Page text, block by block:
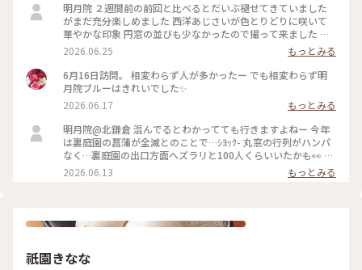
明月院 ２週間前の前回と比べるとだいぶ褪せてきていました
がまだ充分楽しめました 西洋あじさいが色とりどりに咲いて
華やかな印象 円窓の並びも少なかったので撮って来ました 裏
庭園の菖蒲の復活を願います
2026.06.25
もっとみる
6月16日訪問。 相変わらず人が多かったー でも相変わらず明
月院ブルーはきれいでした✨
2026.06.17
もっとみる
明月院@北鎌倉 混んでるとわかってても行きますよねー 今年
は裏庭園の菖蒲が全滅とのことで…ｼﾖｯｸ- 丸窓の行列がハンパ
なく…裏庭園の出口方面へズラリと100人くらいいたかも👀 装
飾のあじさいがとても素敵だったのでそりゃー撮りたくなりま
すよねー(ﾜｶﾙｰ) 写真もなかなか撮りづらいほどの人混み 急な方
ても疲れます… 夕方の空いてる時間を狙うのがいいのかもです
2026.06.13 もっとみる
祇園きなな